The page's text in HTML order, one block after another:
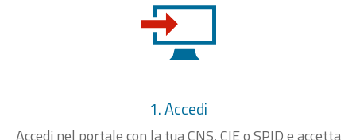
1. Accedi
Accedi nel portale con la tua CNS, CIE o SPID e accetta